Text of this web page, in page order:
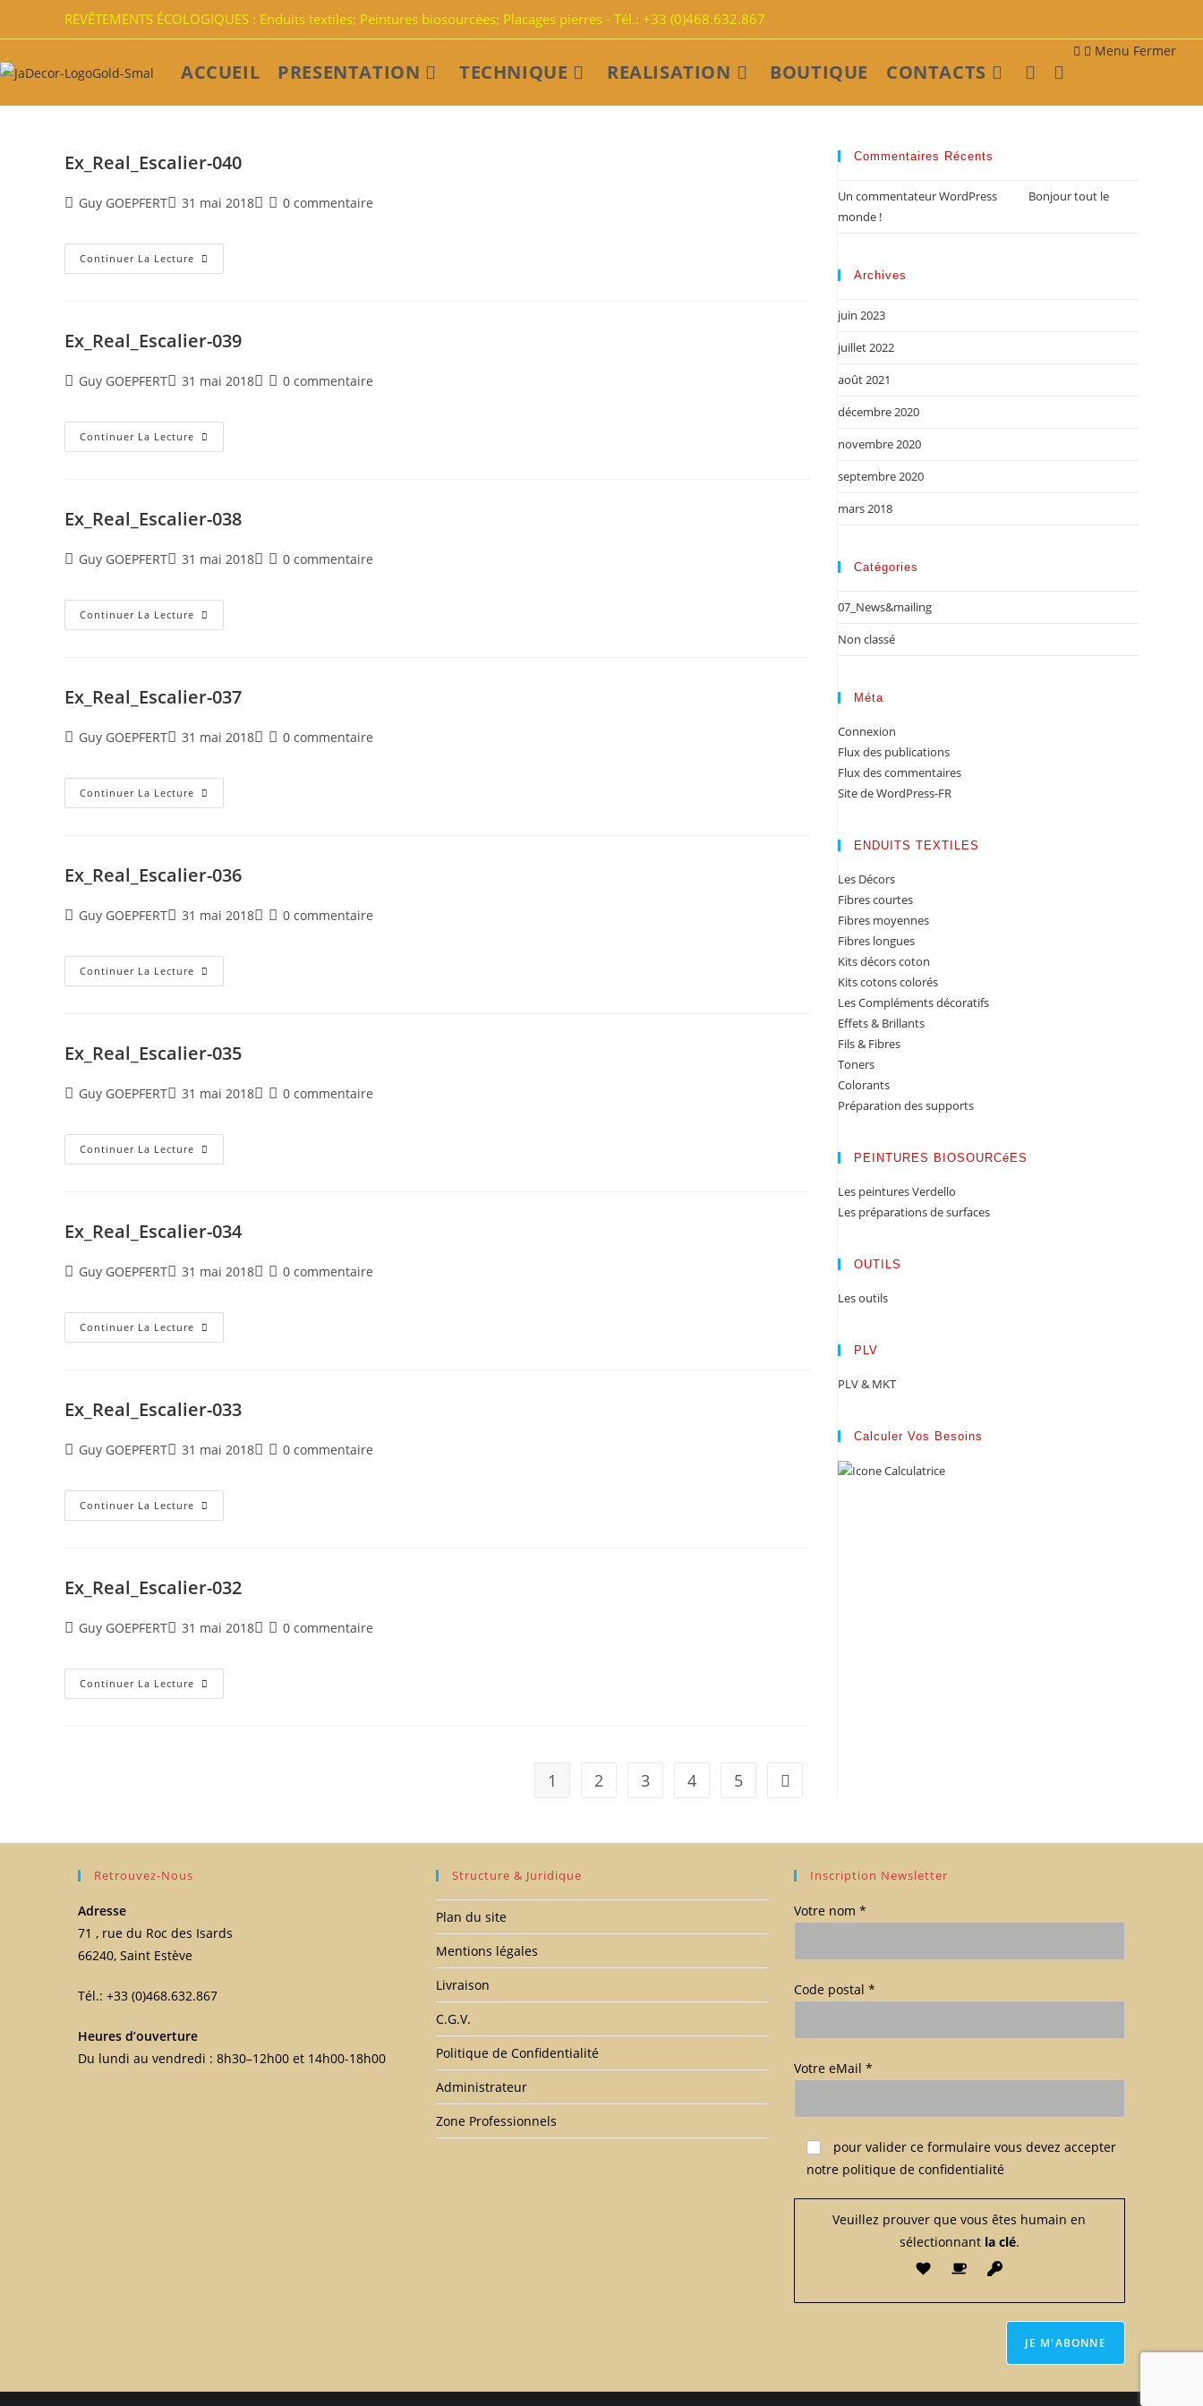
REVÊTEMENTS ÉCOLOGIQUES : Enduits textiles; Peintures biosourcées; Placages pierres - Tél.: +33 (0)468.632.867
ACCUEIL PRESENTATION TECHNIQUE REALISATION BOUTIQUE CONTACTS Toggle
search
Menu Fermer
Ex_Real_Escalier-040
Guy GOEPFERT 31 mai 2018 0 commentaire
Continuer La Lecture
Ex_Real_Escalier-039
Guy GOEPFERT 31 mai 2018 0 commentaire
Continuer La Lecture
Ex_Real_Escalier-038
Guy GOEPFERT 31 mai 2018 0 commentaire
Continuer La Lecture
Ex_Real_Escalier-037
Guy GOEPFERT 31 mai 2018 0 commentaire
Continuer La Lecture
Ex_Real_Escalier-036
Guy GOEPFERT 31 mai 2018 0 commentaire
Continuer La Lecture
Ex_Real_Escalier-035
Guy GOEPFERT 31 mai 2018 0 commentaire
Continuer La Lecture
Ex_Real_Escalier-034
Guy GOEPFERT 31 mai 2018 0 commentaire
Continuer La Lecture
Ex_Real_Escalier-033
Guy GOEPFERT 31 mai 2018 0 commentaire
Continuer La Lecture
Ex_Real_Escalier-032
Guy GOEPFERT 31 mai 2018 0 commentaire
Continuer La Lecture
1 2 3 4 5 Aller à la page suivante
Commentaires Récents
Un commentateur WordPress
Bonjour tout le
monde !
Archives
juin 2023
juillet 2022
août 2021
décembre 2020
novembre 2020
septembre 2020
mars 2018
Catégories
07_News&mailing
Non classé
Méta
Connexion
Flux des publications
Flux des commentaires
Site de WordPress-FR
ENDUITS TEXTILES
Les Décors
Fibres courtes
Fibres moyennes
Fibres longues
Kits décors coton
Kits cotons colorés
Les Compléments décoratifs
Effets & Brillants
Fils & Fibres
Toners
Colorants
Préparation des supports
PEINTURES BIOSOURCéES
Les peintures Verdello
Les préparations de surfaces
OUTILS
Les outils
PLV
PLV & MKT
Calculer Vos Besoins
Retrouvez-Nous
Adresse
71 , rue du Roc des Isards
66240, Saint Estève
Tél.: +33 (0)468.632.867
Heures d’ouverture
Du lundi au vendredi : 8h30–12h00 et 14h00-18h00
Structure & Juridique
Plan du site
Mentions légales
Livraison
C.G.V.
Politique de Confidentialité
Administrateur
Zone Professionnels
Inscription Newsletter
Votre nom *
Code postal *
Votre eMail *
Veuillez laisser ce champ vide.
pour valider ce formulaire vous devez accepter
notre politique de confidentialité
Veuillez prouver que vous êtes humain en
sélectionnantla clé.